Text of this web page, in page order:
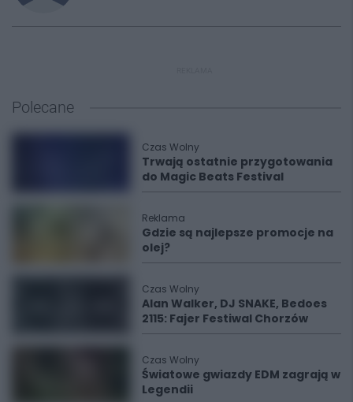
Polecane
Czas Wolny
Trwają ostatnie przygotowania
do Magic Beats Festival
Reklama
Gdzie są najlepsze promocje na
olej?
Czas Wolny
Alan Walker, DJ SNAKE, Bedoes
2115: Fajer Festiwal Chorzów
Czas Wolny
Światowe gwiazdy EDM zagrają w
Legendii